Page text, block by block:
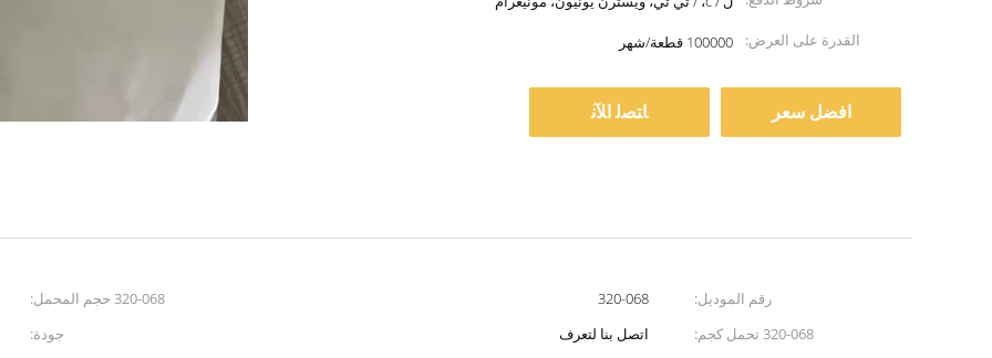
القدرة على العرض:
100000 قطعة/شهر
افضل سعر ﺎﺘﺼﻟ ﺍﻶﻧ
رقم الموديل: 320-068 320-068 حجم المحمل:
320-068 تحمل كجم:
اتصل بنا لتعرف جودة: